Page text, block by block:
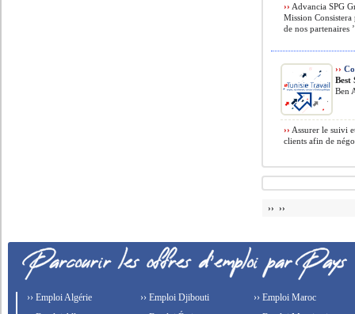
›› Advancia SPG
Mission
de nos partenaires
››
Best
Ben
›› Assurer le suivi
clients afin de
›› ››
›› Emploi Algérie
›› Emploi Djibouti
›› Emploi Maroc